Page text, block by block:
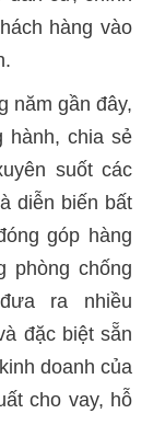
hàng vào
năm gần đây,
hành, chia sẻ
suốt các
diễn biến bất
góp hàng
phòng chống
ra nhiều
đặc biệt sẵn
doanh của
cho vay, hỗ